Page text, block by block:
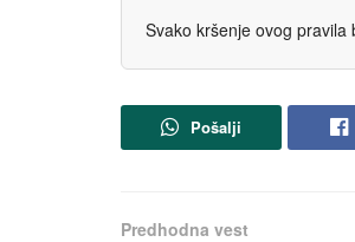
Svako kršenje ovog
Pošalji
Predhodna vest